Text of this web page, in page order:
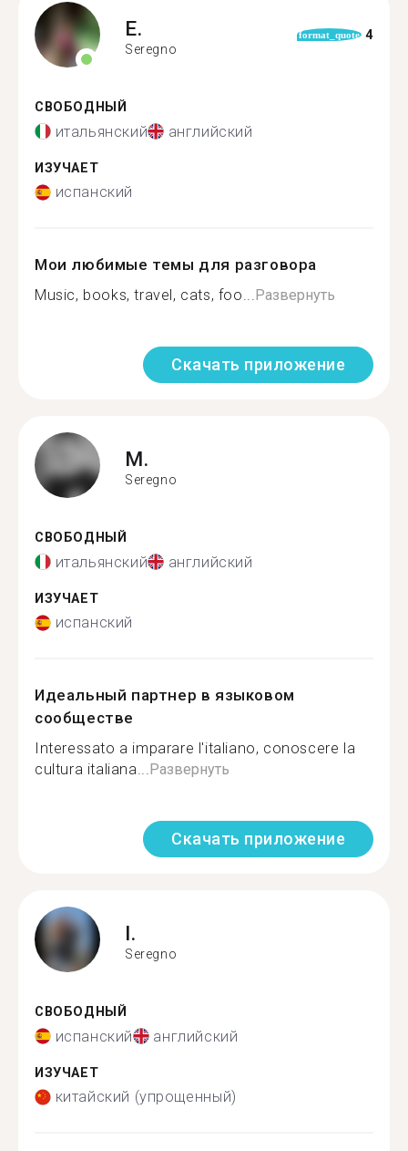
E.
Seregno
format_quote 4
СВОБОДНЫЙ
итальянский английский
ИЗУЧАЕТ
испанский
Мои любимые темы для разговора
Music, books, travel, cats, foo...Развернуть
Скачать приложение
M.
Seregno
СВОБОДНЫЙ
итальянский английский
ИЗУЧАЕТ
испанский
Идеальный партнер в языковом
сообществе
Interessato a imparare l'italiano, conoscere la
cultura italiana...Развернуть
Скачать приложение
I.
Seregno
СВОБОДНЫЙ
испанский английский
ИЗУЧАЕТ
китайский (упрощенный)